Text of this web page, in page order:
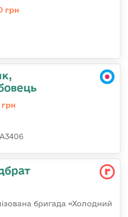
грн
бригада «Холодний